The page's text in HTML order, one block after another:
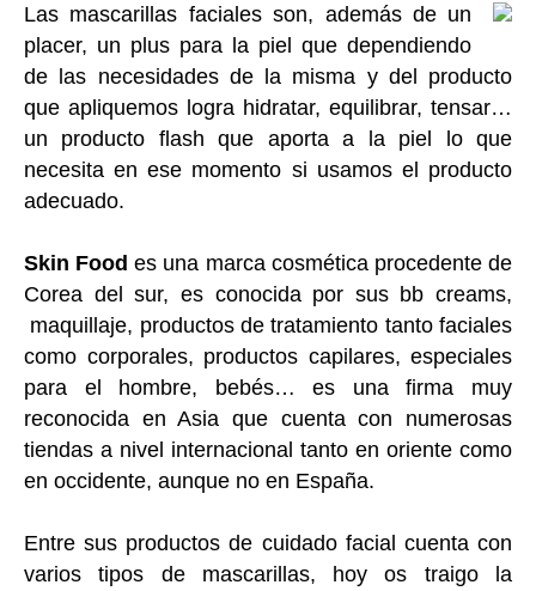
Las mascarillas faciales son, además de un
placer, un plus para la piel que dependiendo
de las necesidades de la misma y del producto
que apliquemos logra hidratar, equilibrar, tensar…
un producto flash que aporta a la piel lo que
necesita en ese momento si usamos el producto
adecuado.
Skin Food es una marca cosmética procedente de
Corea del sur, es conocida por sus bb creams,
maquillaje, productos de tratamiento tanto faciales
como corporales, productos capilares, especiales
para el hombre, bebés… es una firma muy
reconocida en Asia que cuenta con numerosas
tiendas a nivel internacional tanto en oriente como
en occidente, aunque no en España.
Entre sus productos de cuidado facial cuenta con
varios tipos de mascarillas, hoy os traigo la